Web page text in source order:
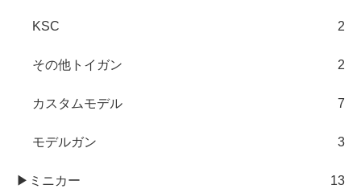
KSC 2
その他トイガン 2
カスタムモデル 7
モデルガン 3
▶ミニカー 13